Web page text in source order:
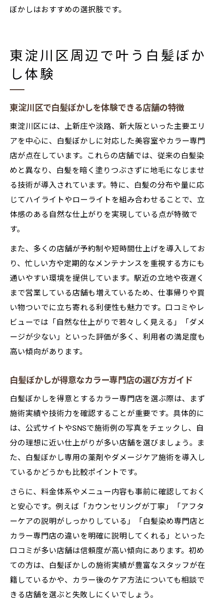
ぼかしはおすすめの選択肢です。
東淀川区周辺で叶う白髪ぼか
し体験
東淀川区で白髪ぼかしを体験できる店舗の特徴
東淀川区には、上新庄や淡路、新大阪といった主要エリ
アを中心に、白髪ぼかしに対応した美容室やカラー専門
店が点在しています。これらの店舗では、従来の白髪染
めと異なり、白髪を暗く塗りつぶさずに地毛になじませ
る技術が導入されています。特に、白髪の分布や量に応
じてハイライトやローライトを組み合わせることで、立
体感のある自然な仕上がりを実現している点が特徴で
す。
また、多くの店舗が予約制や短時間仕上げを導入してお
り、忙しい方や定期的なメンテナンスを重視する方にも
通いやすい環境を提供しています。駅近の立地や夜遅く
まで営業している店舗も増えているため、仕事帰りや買
い物ついでに立ち寄れる利便性も魅力です。口コミやレ
ビューでは「自然な仕上がりで若々しく見える」「ダメ
ージが少ない」といった評価が多く、利用者の満足度も
高い傾向があります。
白髪ぼかしが得意なカラー専門店の選び方ガイド
白髪ぼかしを得意とするカラー専門店を選ぶ際は、まず
施術実績や技術力を確認することが重要です。具体的に
は、公式サイトやSNSで施術例の写真をチェックし、自
分の理想に近い仕上がりが多い店舗を選びましょう。ま
た、白髪ぼかし専用の薬剤やダメージケア施術を導入し
ているかどうかも比較ポイントです。
さらに、料金体系やメニュー内容も事前に確認しておく
と安心です。例えば「カウンセリングが丁寧」「アフタ
ーケアの説明がしっかりしている」「白髪染め専門店と
カラー専門店の違いを明確に説明してくれる」といった
口コミが多い店舗は信頼度が高い傾向にあります。初め
ての方は、白髪ぼかしの施術実績が豊富なスタッフが在
籍しているかや、カラー後のケア方法についても相談で
きる店舗を選ぶと失敗しにくいでしょう。